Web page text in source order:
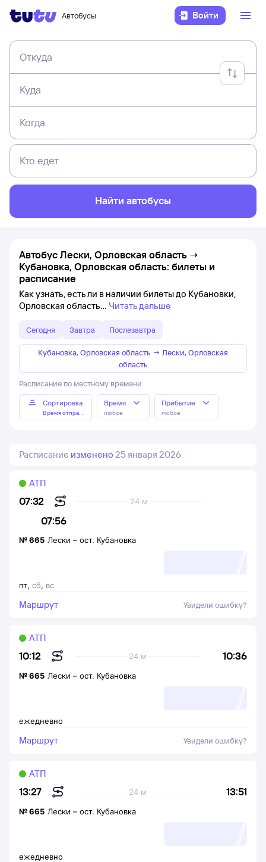
Автобусы Войти
Откуда
Куда
Когда
Кто едет
Найти автобусы
Автобус Лески, Орловская область →
Кубановка, Орловская область: билеты и
расписание
Как узнать, есть ли в наличии билеты до Кубановки,
Орловская область
Читать дальше
Сегодня Завтра Послезавтра
Кубановка, Орловская область → Лески, Орловская
область
Расписание по местному времени
Сортировка
Время отправления
Время
любое
Прибытие
любое
Расписание изменено 25 января 2026
07:32
07:56
24 м
АТП
пт, сб, вс
№665 Лески – ост. Кубановка
Маршрут Увидели ошибку?
10:12 10:36
24 м
АТП
ежедневно
№665 Лески – ост. Кубановка
Маршрут Увидели ошибку?
13:27 13:51
24 м
АТП
ежедневно
№665 Лески – ост. Кубановка